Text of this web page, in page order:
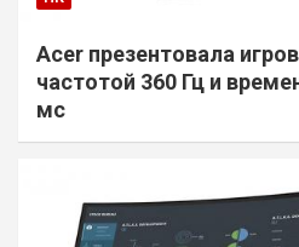
Acer презентовала
частотой 360 Гц и
мс